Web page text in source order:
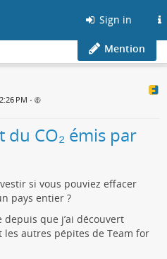
Sign in
Mention
PM •
du CO₂ émis par
si vous pouviez effacer
pays entier ?
depuis que j’ai découvert
les autres pépites de Team for